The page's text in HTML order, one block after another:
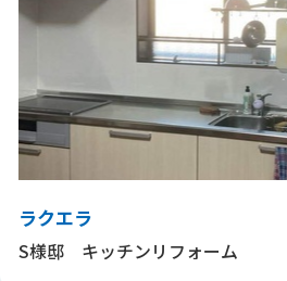
ラクエラ
S様邸 キッチンリフォーム